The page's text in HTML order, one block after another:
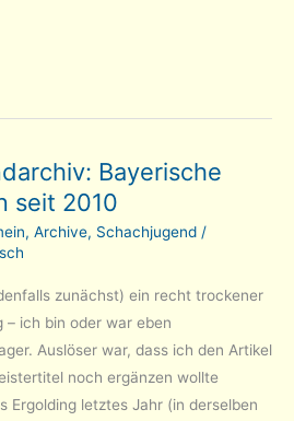
Bayerische
seit 2010
, Archive, Schachjugend /
zunächst) ein recht trockener
– ich bin oder war eben
Auslöser war, dass ich den Artikel
noch ergänzen wollte
Ergolding letztes Jahr (in derselben